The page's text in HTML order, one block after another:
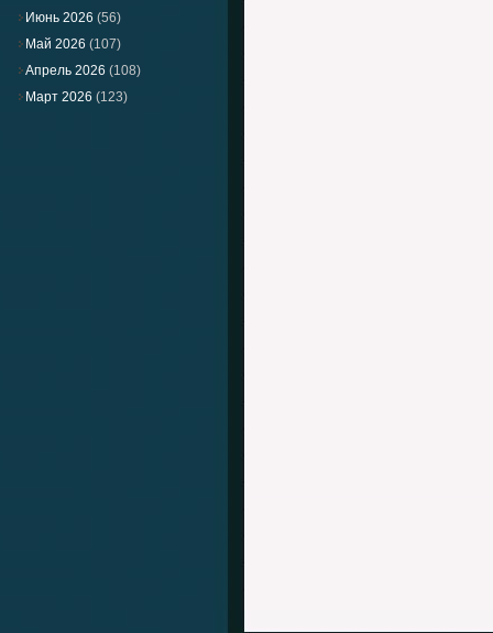
Июнь 2026 (56)
Май 2026 (107)
Апрель 2026 (108)
Март 2026 (123)